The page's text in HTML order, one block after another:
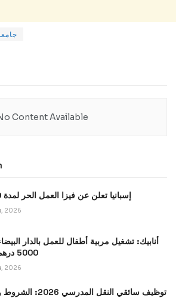
Content Available
2026
أنابيك: تشغيل مربية أطفال للعمل بالدار
5000 درهم شهريًا
2026
توظيف سائقي النقل